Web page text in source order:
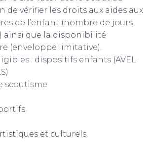
de vérifier les droits aux aides aux
de l’enfant (nombre de jours
ainsi que la disponibilité
(enveloppe limitative).
: dispositifs enfants (AVEL
scoutisme
et culturels